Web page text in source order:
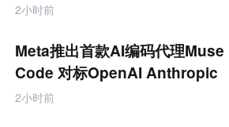
2小时前
Meta推出首款AI编码代理Muse
Code 对标OpenAI Anthropic
2小时前